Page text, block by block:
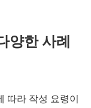
양한 사례
따라 작성 요령이